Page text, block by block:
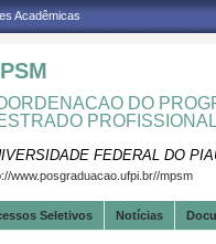
Acadêmicas
DO
FEDERAL DO
www.posgraduacao.ufpi.br//mpsm
Seletivos Notícias